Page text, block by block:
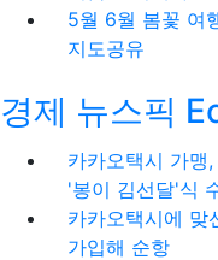
5월 6월 봄꽃 여
지도공유
경제 뉴스픽
카카오택시 가맹
'봉이 김선달'식
카카오택시에
가입해 순항